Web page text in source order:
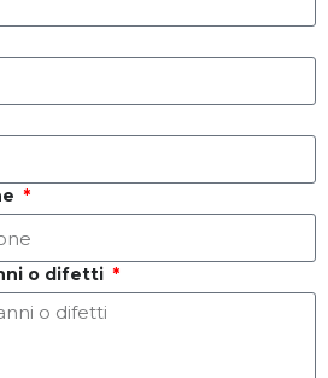
o difetti